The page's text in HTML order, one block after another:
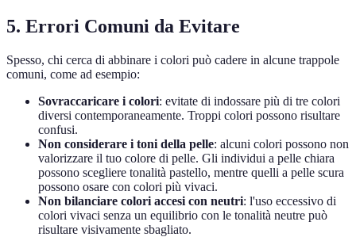
5. Errori Comuni da Evitare
Spesso, chi cerca di abbinare i colori può cadere in alcune trappole
comuni, come ad esempio:
Sovraccaricare i colori: evitate di indossare più di tre colori
diversi contemporaneamente. Troppi colori possono risultare
confusi.
Non considerare i toni della pelle: alcuni colori possono non
valorizzare il tuo colore di pelle. Gli individui a pelle chiara
possono scegliere tonalità pastello, mentre quelli a pelle scura
possono osare con colori più vivaci.
Non bilanciare colori accesi con neutri: l'uso eccessivo di
colori vivaci senza un equilibrio con le tonalità neutre può
risultare visivamente sbagliato.